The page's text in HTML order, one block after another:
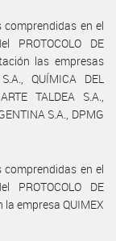
en el
DE
las empresas
QUÍMICA DEL
TALDEA S.A.,
S.A., DPMG
en el
DE
empresa QUIMEX